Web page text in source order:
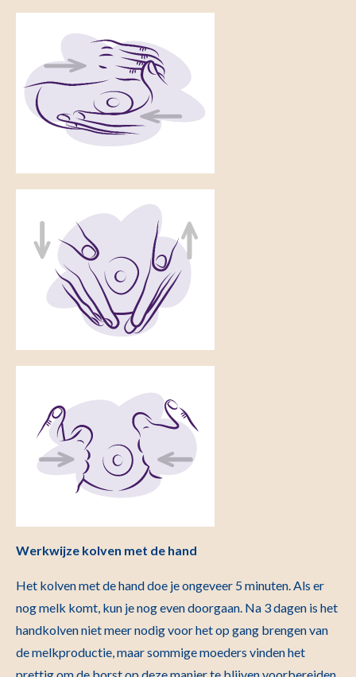
Werkwijze kolven met de hand
Het kolven met de hand doe je ongeveer 5 minuten. Als er
nog melk komt, kun je nog even doorgaan. Na 3 dagen is het
handkolven niet meer nodig voor het op gang brengen van
de melkproductie, maar sommige moeders vinden het